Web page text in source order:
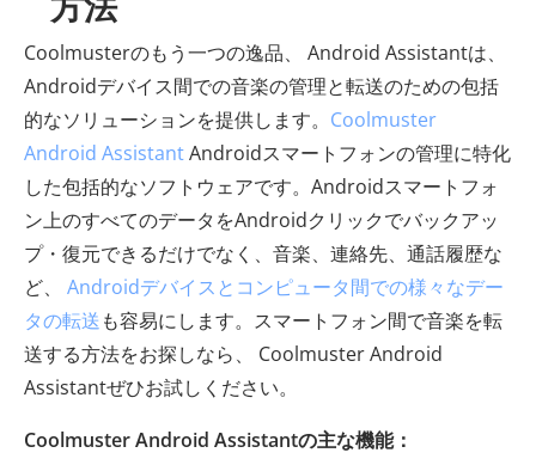
Coolmusterのもう一つの逸品、 Android Assistantは、
Androidデバイス間での音楽の管理と転送のための包括
的なソリューションを提供します。 Coolmuster
Android AssistantAndroidスマートフォンの管理に特化
した包括的なソフトウェアです。Androidスマートフォ
ン上のすべてのデータをAndroidクリックでバックアッ
プ・復元できるだけでなく、音楽、連絡先、通話履歴な
ど、 Androidデバイスとコンピュータ間での様々なデー
タの転送も容易にします。スマートフォン間で音楽を転
送する方法をお探しなら、 Coolmuster Android
Assistantぜひお試しください。
Coolmuster Android Assistantの主な機能：